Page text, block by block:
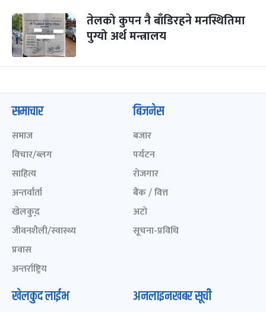
तेलको कुपन नै बाँडिरहने मनस्थितिमा
पुग्यो अर्थ मन्त्रालय
समाचार
समाज
विचार/ब्लग
साहित्य
अन्तर्वार्ता
खेलकुद़़
जीवनशैली/स्वास्थ्य
प्रवास
अन्तर्राष्ट्रिय
बिजनेस
बजार
पर्यटन
रोजगार
बैंक / वित्त
अटो
सूचना-प्रविधि
खेलकुद लाईभ अनलाइनखबर सूची